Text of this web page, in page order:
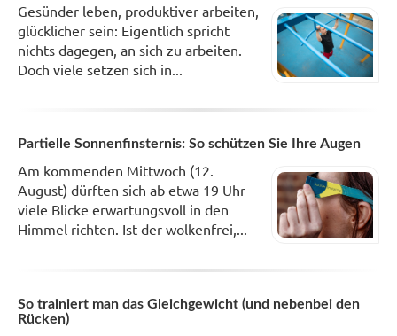
Gesünder leben, produktiver arbeiten,
glücklicher sein: Eigentlich spricht
nichts dagegen, an sich zu arbeiten.
Doch viele setzen sich in...
Partielle Sonnenfinsternis: So schützen Sie Ihre Augen
Am kommenden Mittwoch (12.
August) dürften sich ab etwa 19 Uhr
viele Blicke erwartungsvoll in den
Himmel richten. Ist der wolkenfrei,...
So trainiert man das Gleichgewicht (und nebenbei den
Rücken)